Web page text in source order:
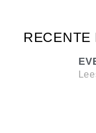
RECENTE